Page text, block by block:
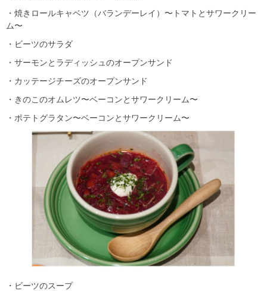
・焼きロールキャベツ（バランデーレイ）〜トマトとサワークリー
ム〜
・ビーツのサラダ
・サーモンとラディッシュのオープンサンド
・カッテージチーズのオープンサンド
・きのこのオムレツ〜ベーコンとサワークリーム〜
・ポテトグラタン〜ベーコンとサワークリーム〜
・ビーツのスープ